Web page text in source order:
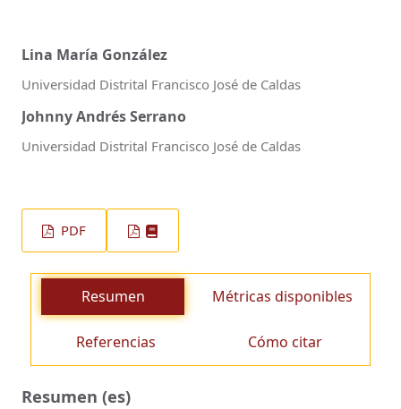
Lina María González
Universidad Distrital Francisco José de Caldas
Johnny Andrés Serrano
Universidad Distrital Francisco José de Caldas
PDF
Resumen Métricas disponibles
Referencias Cómo citar
Resumen (es)